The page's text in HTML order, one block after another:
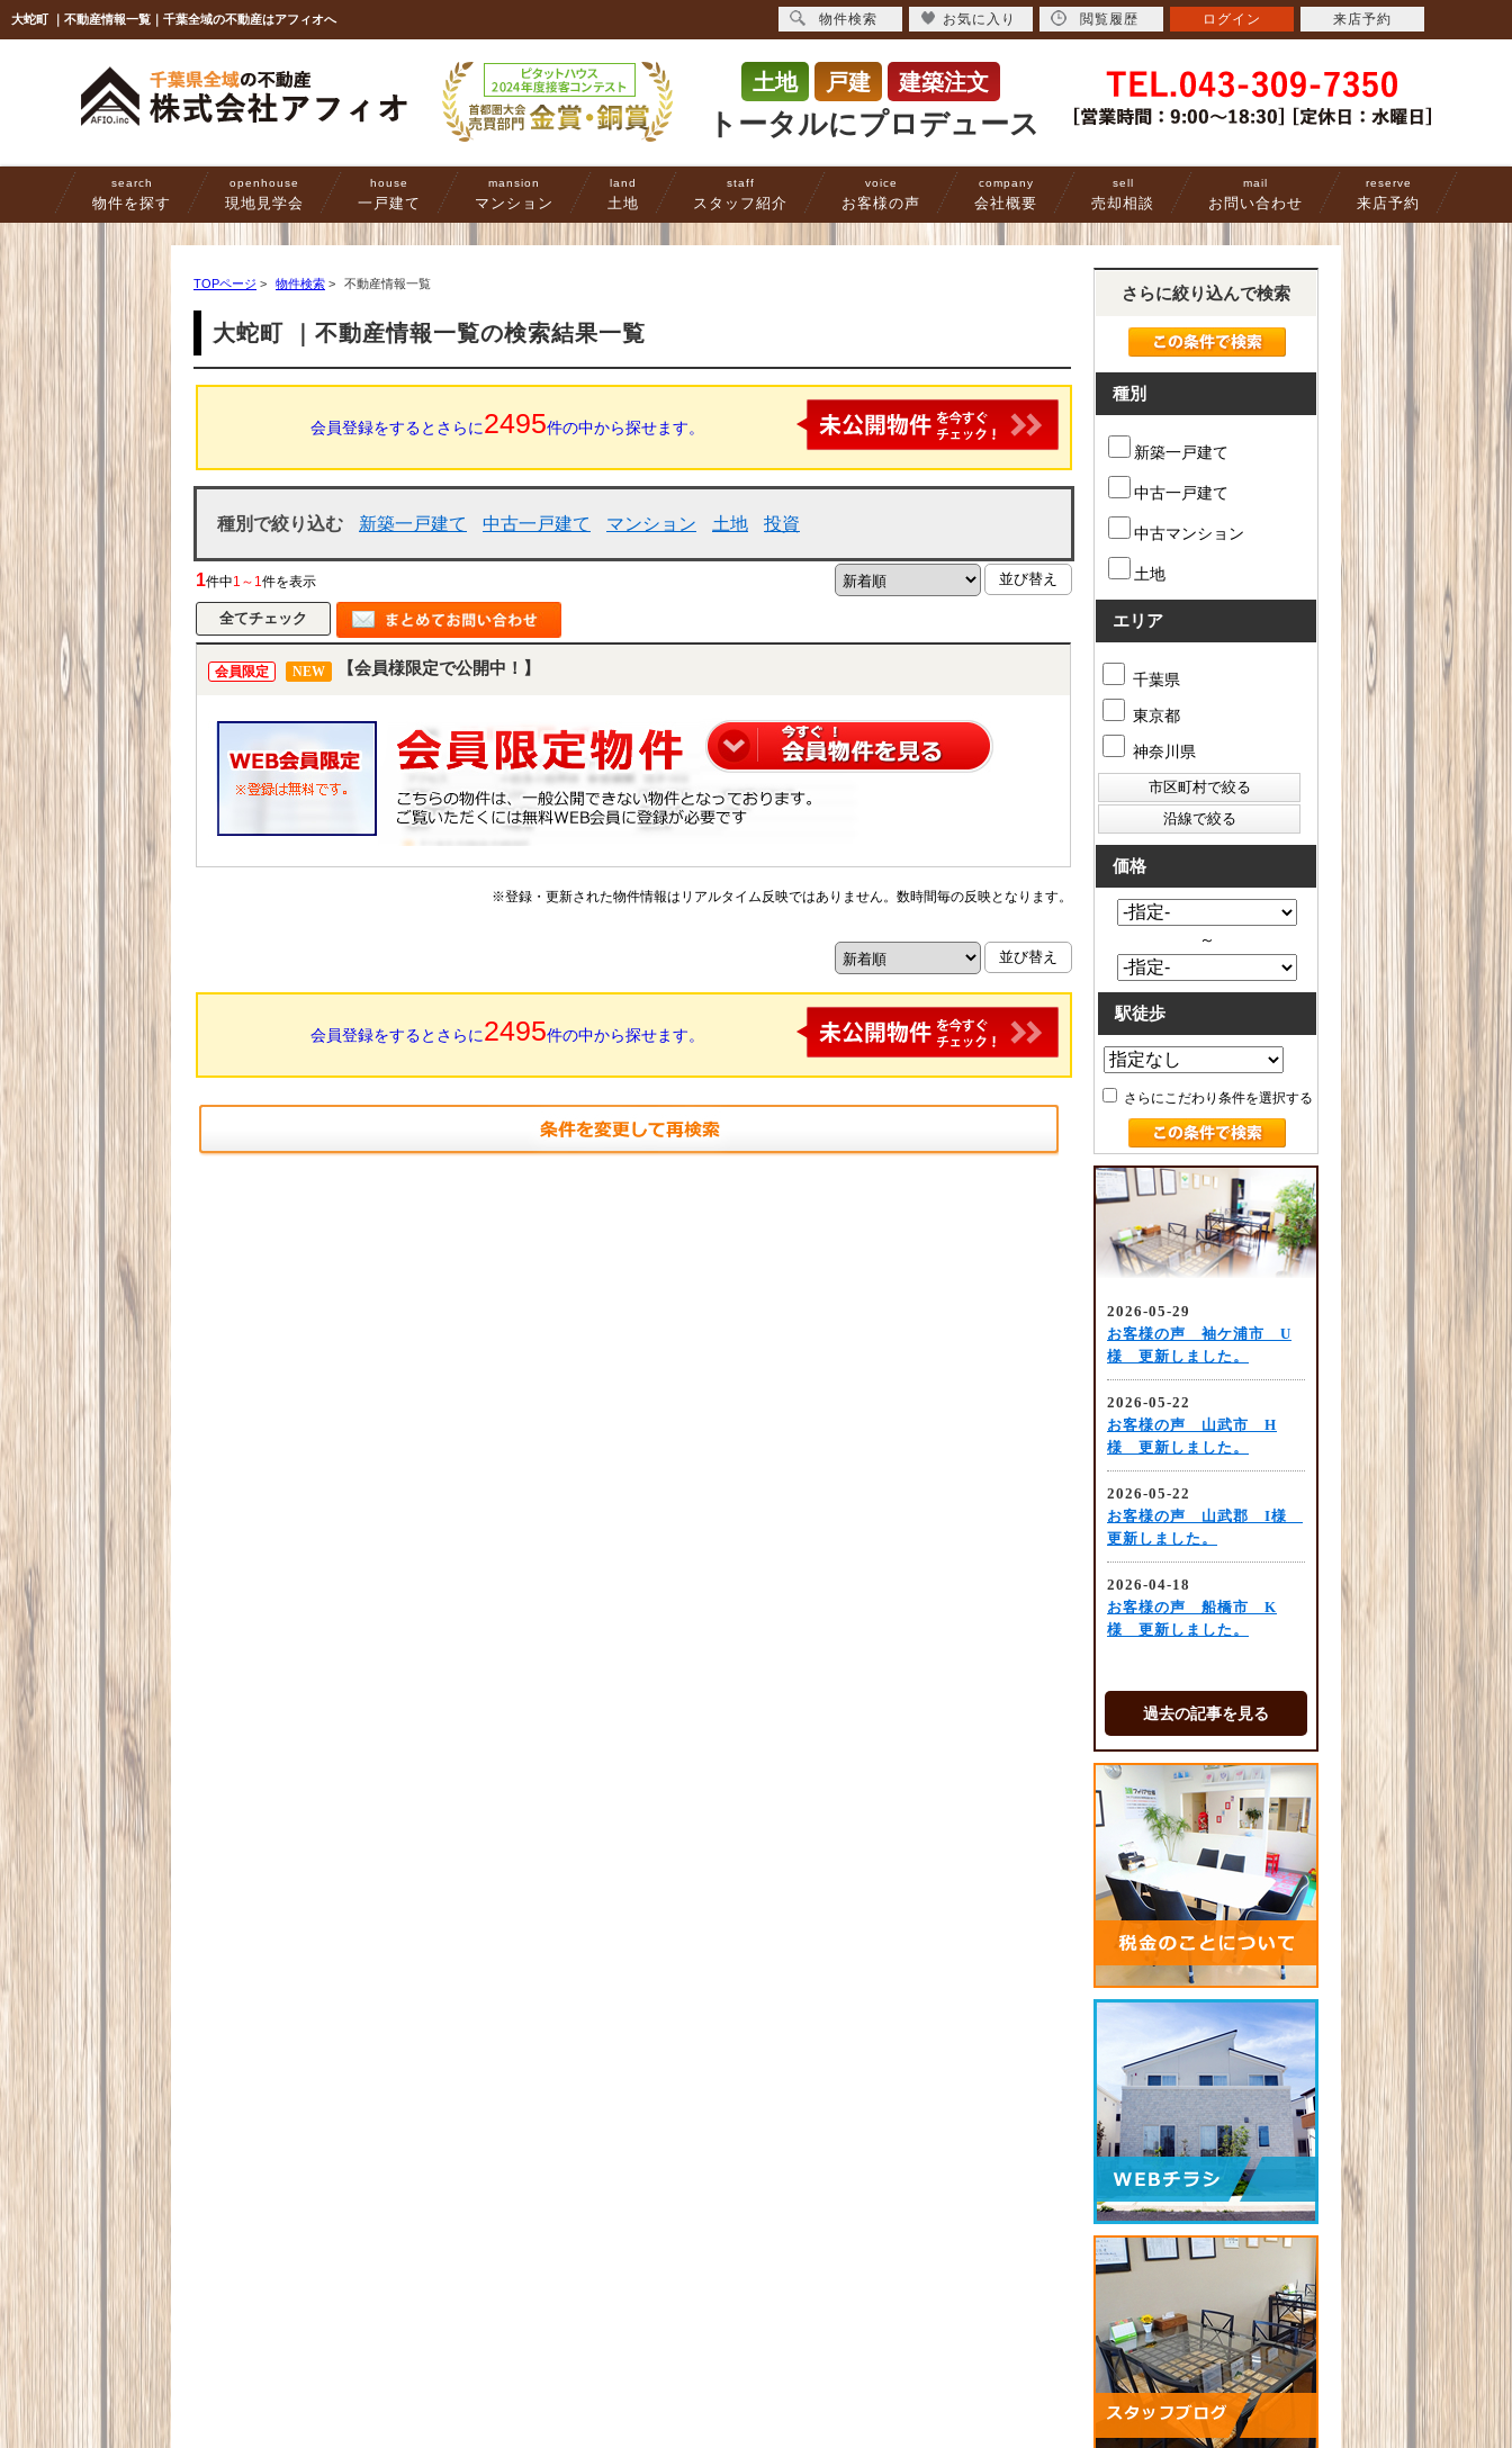
大蛇町 ｜不動産情報一覧｜千葉全域の不動産はアフィオへ
土地 戸建 建築注文
トータルにプロデュース
search
物件を探す
openhouse
現地見学会
house
一戸建て
mansion
マンション
land
土地
staff
スタッフ紹介
voice
お客様の声
company
会社概要
sell
売却相談
mail
お問い合わせ
reserve
来店予約
TOPページ > 物件検索 > 不動産情報一覧
大蛇町 ｜不動産情報一覧の検索結果一覧
会員登録をするとさらに2495件の中から探せます。
種別で絞り込む 新築一戸建て 中古一戸建て マンション 土地 投資
1件中1～1件を表示
会員限定 NEW 【会員様限定で公開中！】
※登録・更新された物件情報はリアルタイム反映ではありません。数時間毎の反映となります。
会員登録をするとさらに2495件の中から探せます。
さらに絞り込んで検索
種別
新築一戸建て
中古一戸建て
中古マンション
土地
エリア
千葉県
東京都
神奈川県
価格
～
駅徒歩
さらにこだわり条件を選択する
過去の記事を見る
物件検索 お気に入り 閲覧履歴 ログイン 来店予約